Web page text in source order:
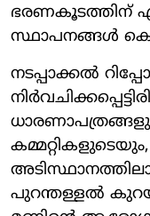
ഭരണകൂടത്തിന്
സ്ഥാപനങ്ങൾ
നടപ്പാക്കൽ
പുറന്തള്ളൽ